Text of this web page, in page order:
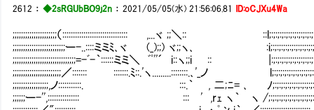
2612 ：◆2sRGUbBO9j2n ：2021/05/05(水) 21:56:06.81 ID:oCJXu4Wa
;;;;;;;;;;;;;;;;;;;;;（::::::::::::::::::::::::::::::: ,...ヾ ;;＼::
;;;;;;;;;;;;;;;;;;;;;;;;;ー-..::::ミミﾐ､ヾ (_);;) ヾ;;ヽ､
;;;;;;;;;;;;;;;;;;;;;;;;;;;;;;=-ﾞ-｀::::::ミミ＼ ﾞﾟ''´ i::ヽ;;i ::
;;;;;;;;;;;;;;;;;;;;;;;／::::::: :::::::.ﾐ::.'ヽ.........::::::::.､'_ノ
;;;;;;;;;;;;;;;;;,ノ:::::::::::. :::.｀ , 二;ﾆ= ､ ﾉ
;;;;;;ー-'',::::::::::::::: ::: ' ,rｪ ヽ｀ ヽ /